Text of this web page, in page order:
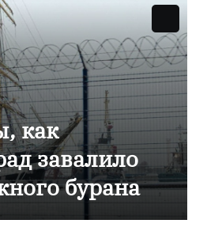
как в
ТЦ из-за
о